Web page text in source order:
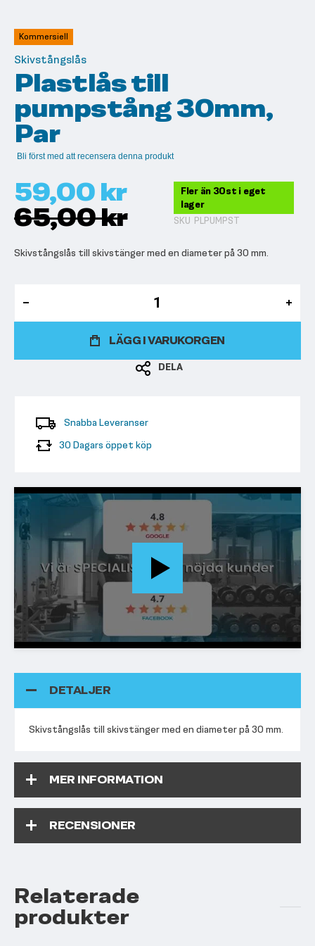
av
bildgalleriet
Kommersiell
Skivstångslås
Plastlås till
pumpstång 30mm,
Par
Bli först med att recensera denna produkt
59,00 kr
65,00 kr
Fler än 30st i eget
lager
SKU PLPUMPST
Skivstångslås till skivstänger med en diameter på 30 mm.
LÄGG I VARUKORGEN
DELA
Snabba Leveranser
30 Dagars öppet köp
DETALJER
Skivstångslås till skivstänger med en diameter på 30 mm.
MER INFORMATION
RECENSIONER
Relaterade
produkter